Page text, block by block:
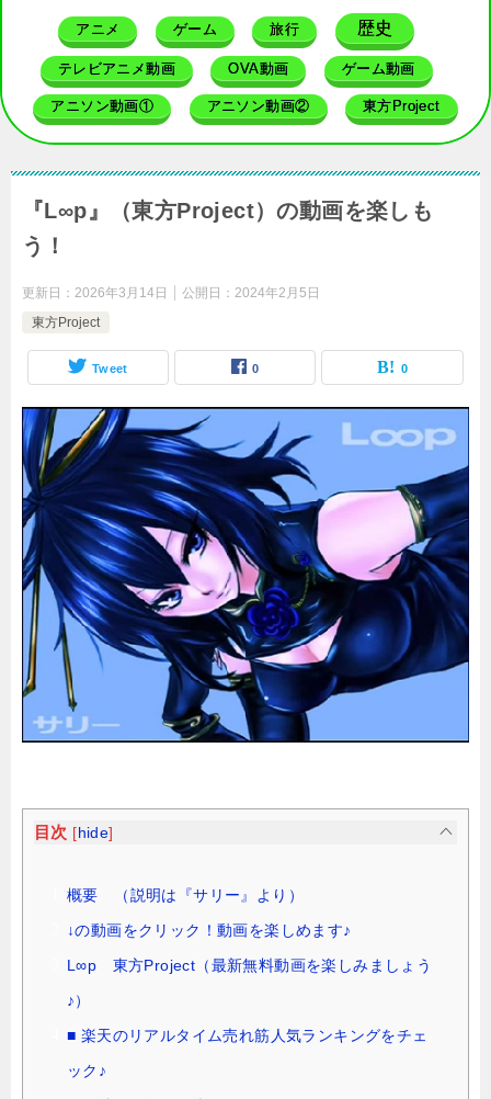
アニメ ゲーム 旅行 歴史
テレビアニメ動画 OVA動画 ゲーム動画
アニソン動画① アニソン動画② 東方Project
『L∞p』（東方Project）の動画を楽しも
う！
更新日： 2026年3月14日 公開日： 2024年2月5日
東方Project
Tweet 0 0
目次 [ hide]
概要 （説明は『サリー』より）
↓の動画をクリック！動画を楽しめます♪
L∞p 東方Project（最新無料動画を楽しみましょう
♪）
■ 楽天のリアルタイム売れ筋人気ランキングをチェ
ック♪